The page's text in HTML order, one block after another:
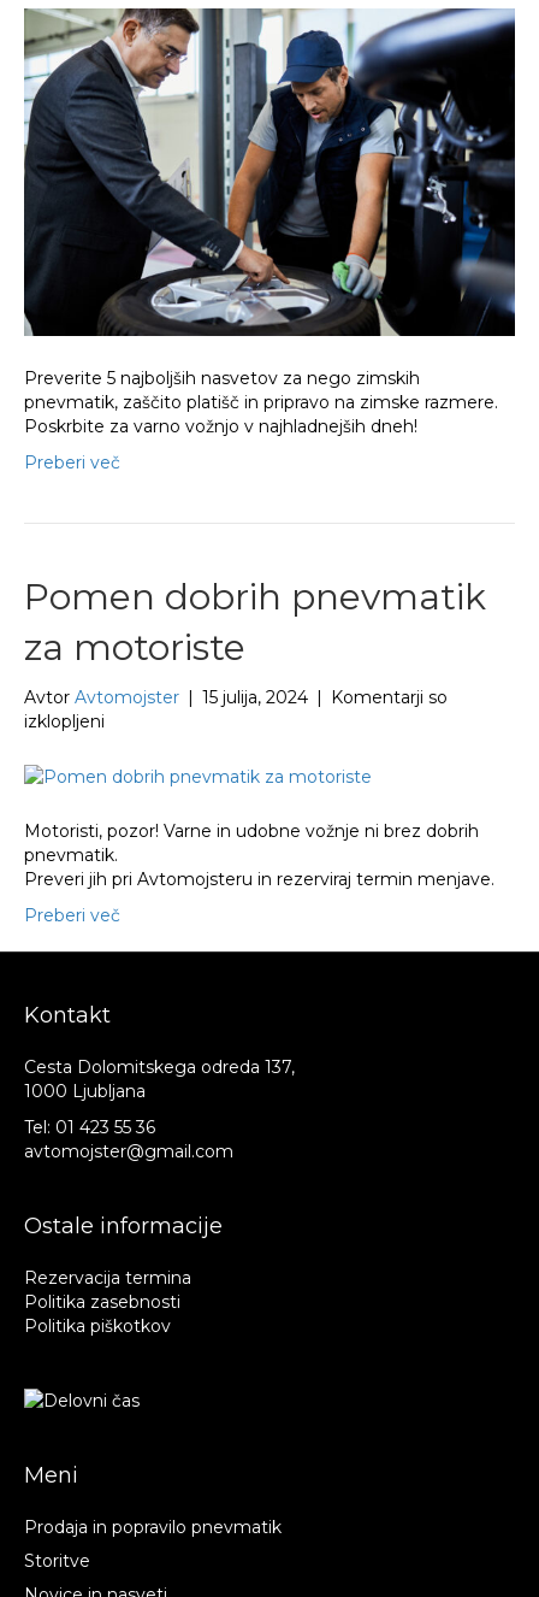
nasvetov
za
popolno
nego
zimskih
pnevmatik
Preverite 5 najboljših nasvetov za nego zimskih
pnevmatik, zaščito platišč in pripravo na zimske razmere.
Poskrbite za varno vožnjo v najhladnejših dneh!
Preberi več
Pomen dobrih pnevmatik
za motoriste
Avtor Avtomojster | 15 julija, 2024 | Komentarji so
izklopljeni
dobrih
pnevmatik
motoriste
Motoristi, pozor! Varne in udobne vožnje ni brez dobrih
pnevmatik.
Preveri jih pri Avtomojsteru in rezerviraj termin menjave.
Preberi več
Kontakt
Cesta Dolomitskega odreda 137,
1000 Ljubljana
Tel: 01 423 55 36
avtomojster@gmail.com
Ostale informacije
Rezervacija termina
Politika zasebnosti
Politika piškotkov
Meni
Prodaja in popravilo pnevmatik
Storitve